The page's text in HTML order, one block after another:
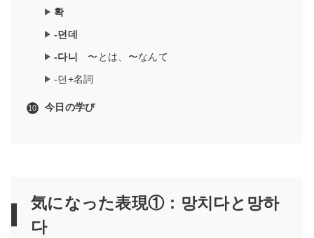
확
-던데
-다니
〜とは、〜なんて
-던+名詞
今日の学び
気になった表現①：망치다と망하
다